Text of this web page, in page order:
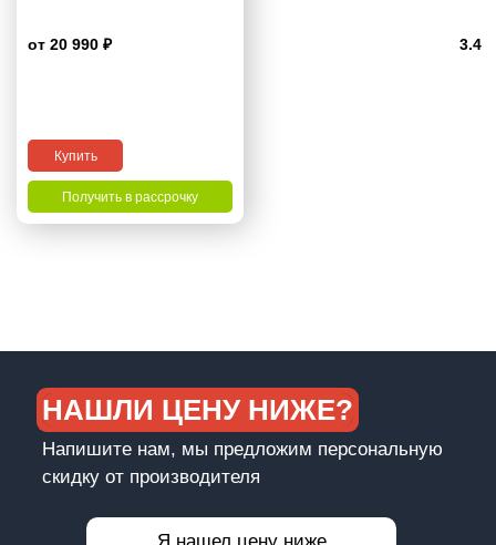
от 20 990 ₽ 3.4
Купить
Получить в рассрочку
НАШЛИ ЦЕНУ НИЖЕ?
Напишите нам, мы предложим персональную
скидку от производителя